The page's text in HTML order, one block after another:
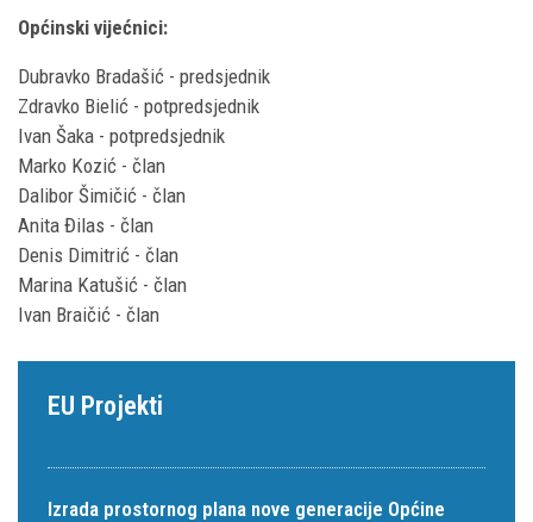
Općinski vijećnici:
Dubravko Bradašić - predsjednik
Zdravko Bielić - potpredsjednik
Ivan Šaka - potpredsjednik
Marko Kozić - član
Dalibor Šimičić - član
Anita Đilas - član
Denis Dimitrić - član
Marina Katušić - član
Ivan Braičić - član
EU Projekti
Izrada prostornog plana nove generacije Općine